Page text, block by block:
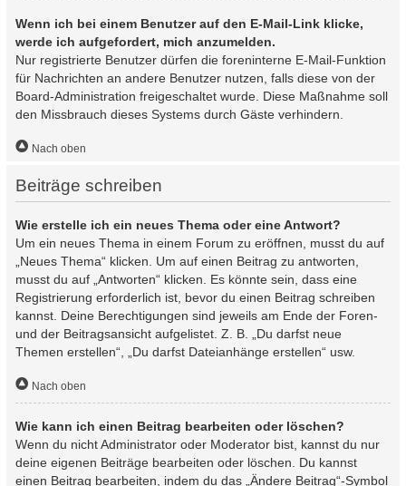
Wenn ich bei einem Benutzer auf den E-Mail-Link klicke,
werde ich aufgefordert, mich anzumelden.
Nur registrierte Benutzer dürfen die foreninterne E-Mail-Funktion
für Nachrichten an andere Benutzer nutzen, falls diese von der
Board-Administration freigeschaltet wurde. Diese Maßnahme soll
den Missbrauch dieses Systems durch Gäste verhindern.
Nach oben
Beiträge schreiben
Wie erstelle ich ein neues Thema oder eine Antwort?
Um ein neues Thema in einem Forum zu eröffnen, musst du auf
„Neues Thema“ klicken. Um auf einen Beitrag zu antworten,
musst du auf „Antworten“ klicken. Es könnte sein, dass eine
Registrierung erforderlich ist, bevor du einen Beitrag schreiben
kannst. Deine Berechtigungen sind jeweils am Ende der Foren-
und der Beitragsansicht aufgelistet. Z. B. „Du darfst neue
Themen erstellen“, „Du darfst Dateianhänge erstellen“ usw.
Nach oben
Wie kann ich einen Beitrag bearbeiten oder löschen?
Wenn du nicht Administrator oder Moderator bist, kannst du nur
deine eigenen Beiträge bearbeiten oder löschen. Du kannst
einen Beitrag bearbeiten, indem du das „Ändere Beitrag“-Symbol